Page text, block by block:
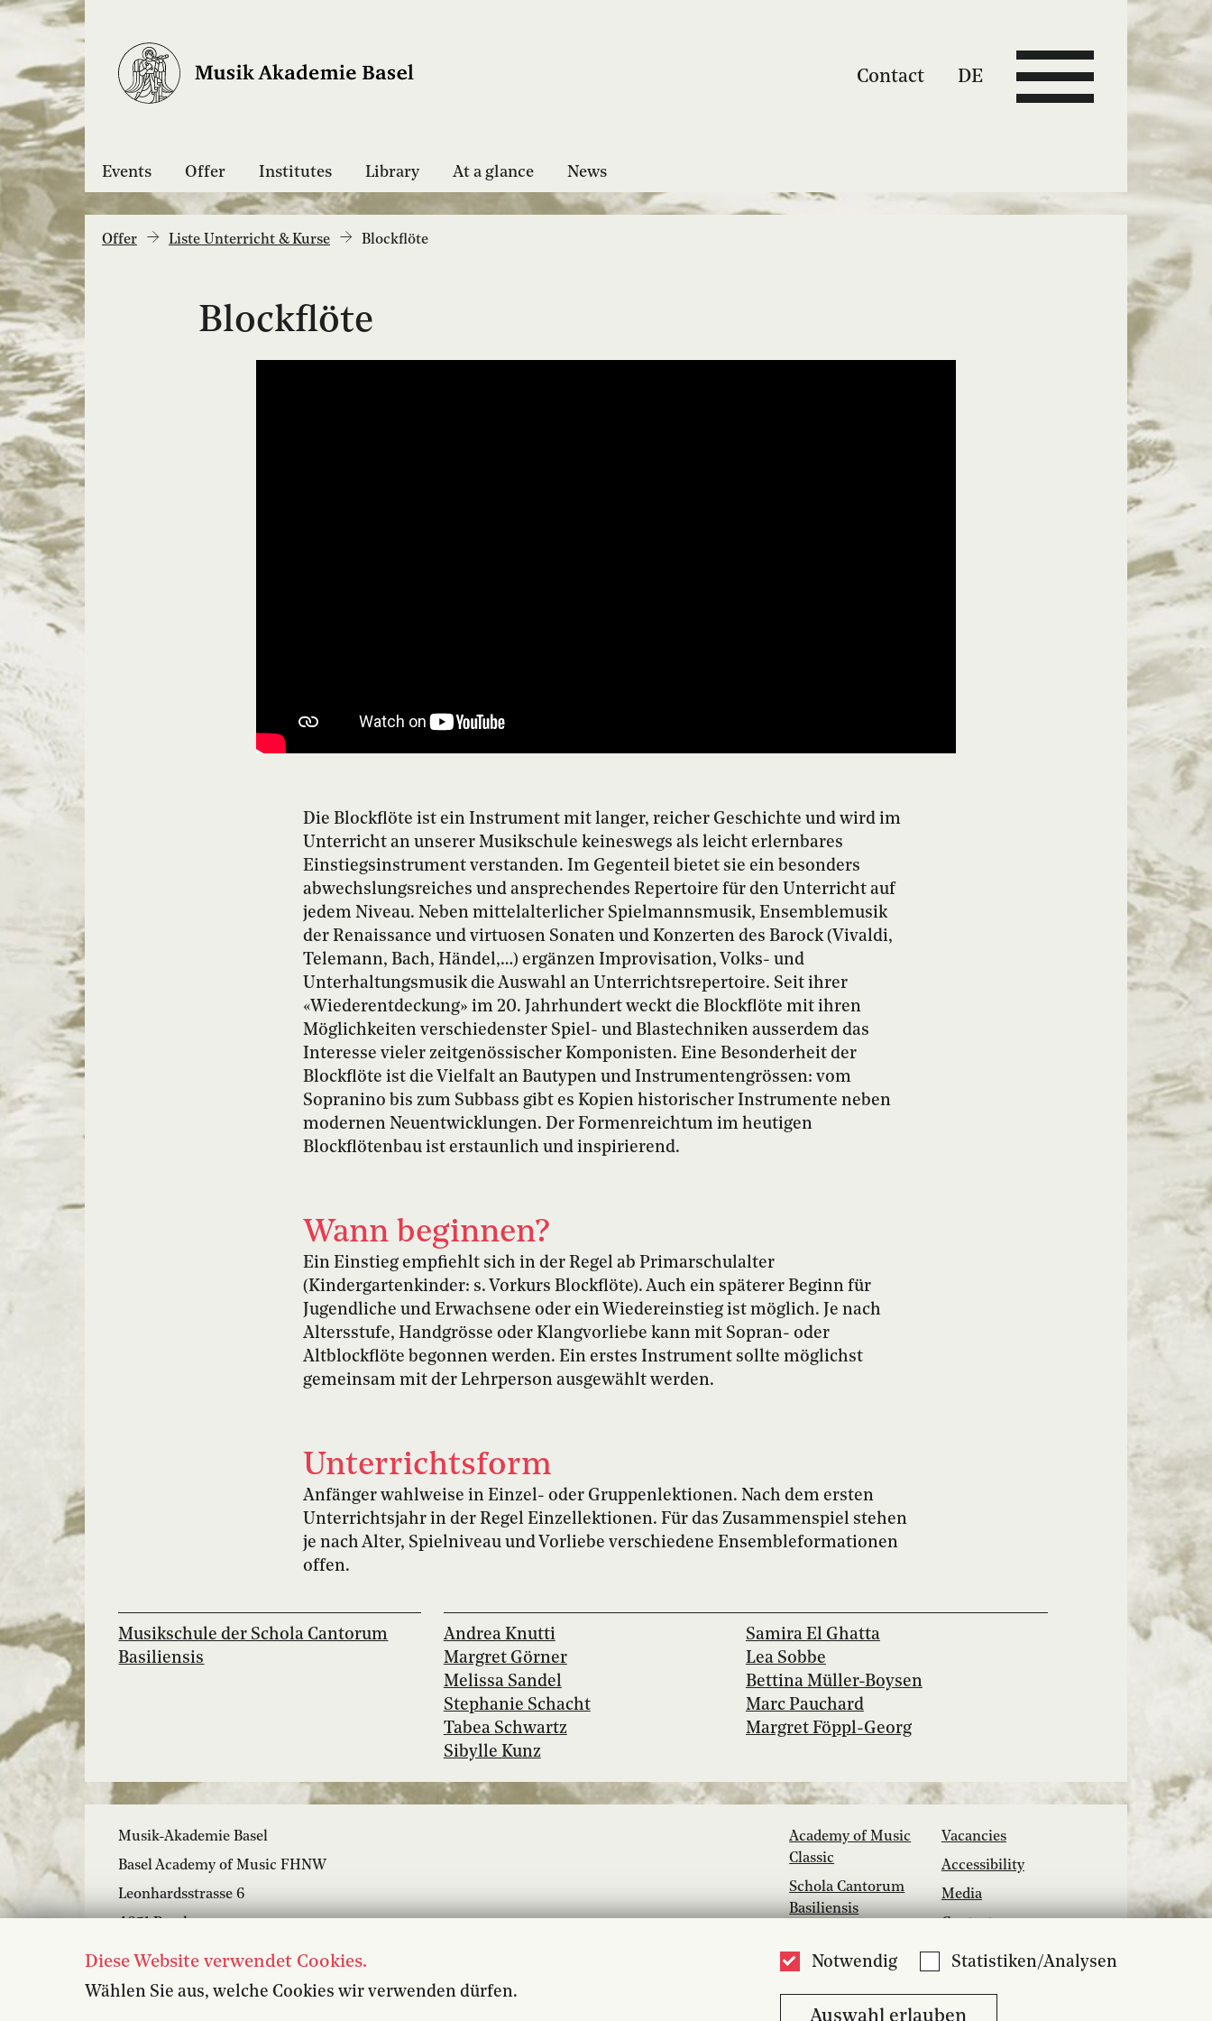
Contact DE
Events Offer Institutes Library At a glance News
Offer Liste Unterricht & Kurse Blockflöte
Blockflöte
Die Blockflöte ist ein Instrument mit langer, reicher Geschichte und wird im
Unterricht an unserer Musikschule keineswegs als leicht erlernbares
Einstiegsinstrument verstanden. Im Gegenteil bietet sie ein besonders
abwechslungsreiches und ansprechendes Repertoire für den Unterricht auf
jedem Niveau. Neben mittelalterlicher Spielmannsmusik, Ensemblemusik
der Renaissance und virtuosen Sonaten und Konzerten des Barock (Vivaldi,
Telemann, Bach, Händel,…) ergänzen Improvisation, Volks- und
Unterhaltungsmusik die Auswahl an Unterrichtsrepertoire. Seit ihrer
«Wiederentdeckung» im 20. Jahrhundert weckt die Blockflöte mit ihren
Möglichkeiten verschiedenster Spiel- und Blastechniken ausserdem das
Interesse vieler zeitgenössischer Komponisten. Eine Besonderheit der
Blockflöte ist die Vielfalt an Bautypen und Instrumentengrössen: vom
Sopranino bis zum Subbass gibt es Kopien historischer Instrumente neben
modernen Neuentwicklungen. Der Formenreichtum im heutigen
Blockflötenbau ist erstaunlich und inspirierend.
Wann beginnen?
Ein Einstieg empfiehlt sich in der Regel ab Primarschulalter
(Kindergartenkinder: s. Vorkurs Blockflöte). Auch ein späterer Beginn für
Jugendliche und Erwachsene oder ein Wiedereinstieg ist möglich. Je nach
Altersstufe, Handgrösse oder Klangvorliebe kann mit Sopran- oder
Altblockflöte begonnen werden. Ein erstes Instrument sollte möglichst
gemeinsam mit der Lehrperson ausgewählt werden.
Unterrichtsform
Anfänger wahlweise in Einzel- oder Gruppenlektionen. Nach dem ersten
Unterrichtsjahr in der Regel Einzellektionen. Für das Zusammenspiel stehen
je nach Alter, Spielniveau und Vorliebe verschiedene Ensembleformationen
offen.
Musikschule der Schola Cantorum
Basiliensis
Andrea Knutti
Samira El Ghatta
Margret Görner
Lea Sobbe
Melissa Sandel
Bettina Müller-Boysen
Stephanie Schacht
Marc Pauchard
Tabea Schwartz
Margret Föppl-Georg
Sibylle Kunz
Musik-Akademie Basel
Basel Academy of Music FHNW
Leonhardsstrasse 6
+41 61 264 57 57
mab@mab-bs.ch
Academy of Music
Classic
Schola Cantorum
Basiliensis
Music School
Library
Vacancies
Accessibility
Media
Diese Website verwendet Cookies.
Wählen Sie aus, welche Cookies wir verwenden dürfen.
Notwendig Statistiken/Analysen
Auswahl erlauben